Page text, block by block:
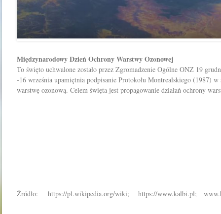
Międzynarodowy Dzień Ochrony Warstwy Ozonowej
To święto uchwalone zostało przez Zgromadzenie Ogólne ONZ 19
-16 września upamiętnia podpisanie Protokołu Montrealskiego (1987) w
warstwę ozonową. Celem święta jest propagowanie działań ochrony
Źródło: https://pl.wikipedia.org/wiki; https://www.kalbi.pl;